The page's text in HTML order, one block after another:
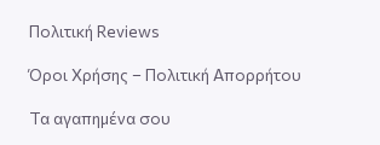
Πολιτική Reviews
Όροι Χρήσης – Πολιτική Απορρήτου
Τα αγαπημένα σου